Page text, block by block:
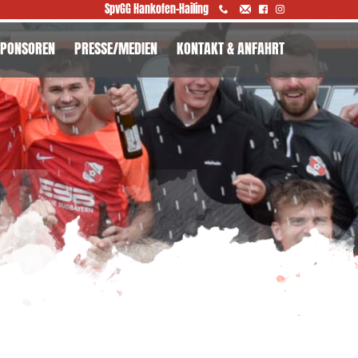
SpvGG Hankofen-Hailing
SPONSOREN
PRESSE/MEDIEN KONTAKT & ANFAHRT